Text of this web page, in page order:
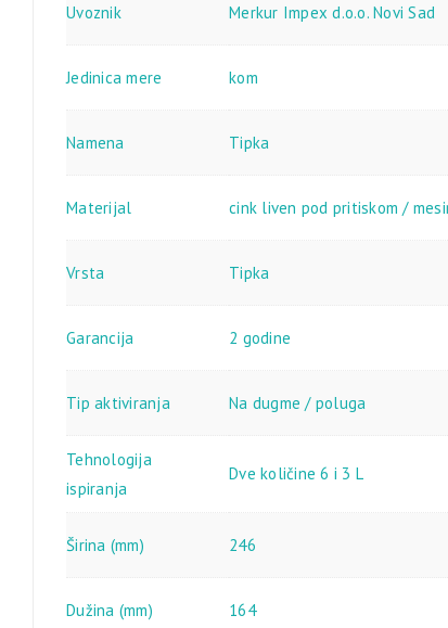
Uvoznik Merkur Impex d.o.o. Novi Sad
Jedinica mere kom
Namena Tipka
Materijal cink liven pod pritiskom /
Vrsta Tipka
Garancija 2 godine
Tip aktiviranja Na dugme / poluga
Tehnologija
ispiranja
Dve količine 6 i 3 L
Širina (mm) 246
Dužina (mm) 164